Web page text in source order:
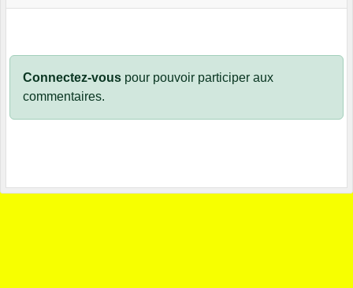
Connectez-vous pour pouvoir participer aux
commentaires.